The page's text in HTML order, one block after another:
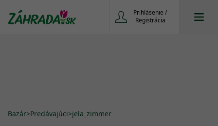
Prihlásenie /
Registrácia
Bazár>Predávajúci>jela_zimmer